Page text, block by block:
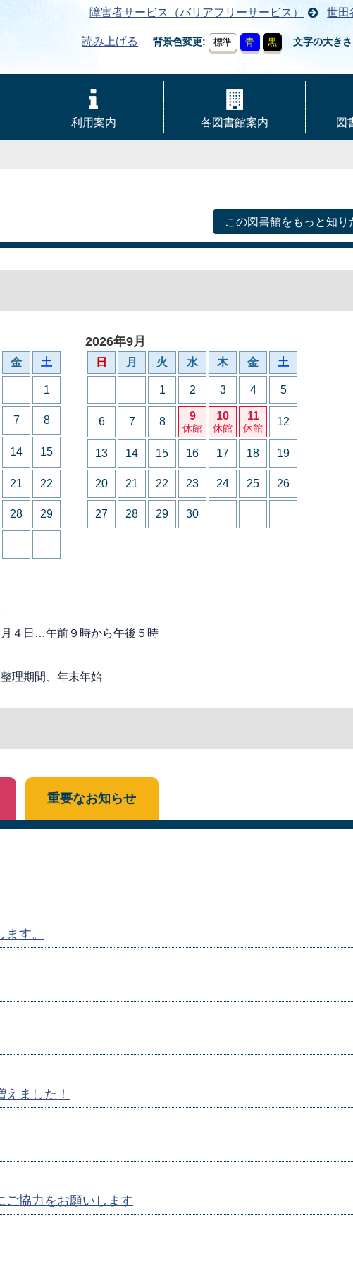
障害者サービス（バリアフリーサービス） 世田
読み上げる 背景色変更 標準 青 黒 文字の大きさ
利用案内 各図書館案内 図
この図書館をもっと知り
金 土
1
7 8
14 15
21 22
28 29
2026年9月
日 月 火 水 木 金 土
1 2 3 4 5
6 7 8 9
休館
10
休館
11
休館
12
13 14 15 16 17 18 19
20 21 22 23 24 25 26
27 28 29 30
４日…午前９時から午後５時
理期間、年末年始
す。
ました！
ご協力をお願いします
重要なお知らせ